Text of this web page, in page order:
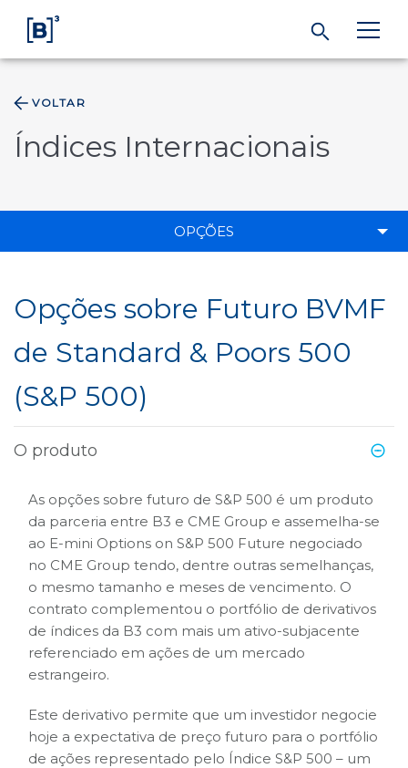
Dados
B3
VOLTAR
Índices Internacionais
OPÇÕES
Opções sobre Futuro BVMF
de Standard & Poors 500
(S&P 500)
O produto
As opções sobre futuro de S&P 500 é um produto
da parceria entre B3 e CME Group e assemelha-se
ao E-mini Options on S&P 500 Future negociado
no CME Group tendo, dentre outras semelhanças,
o mesmo tamanho e meses de vencimento. O
contrato complementou o portfólio de derivativos
de índices da B3 com mais um ativo-subjacente
referenciado em ações de um mercado
estrangeiro.
Este derivativo permite que um investidor negocie
hoje a expectativa de preço futuro para o portfólio
de ações representado pelo Índice S&P 500 – um